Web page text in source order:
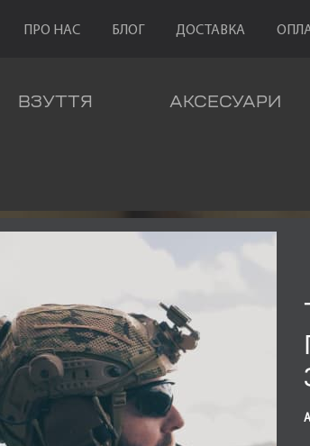
ПРО НАС БЛОГ ДОСТАВКА
ВЗУТТЯ АКСЕСУАРИ